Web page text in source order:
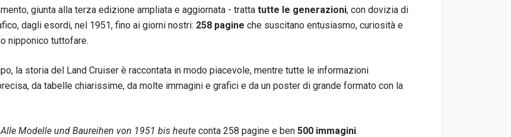
giunta alla terza edizione ampliata e aggiornata - tratta tutte le generazioni, con dovizia di
dagli esordi, nel 1951, fino ai giorni nostri: 258 pagine che suscitano entusiasmo, curiosità e
nipponico tuttofare.
la storia del Land Cruiser è raccontata in modo piacevole, mentre tutte le informazioni
da tabelle chiarissime, da molte immagini e grafici e da un poster di grande formato con la
Modelle und Baureihen von 1951 bis heute conta 258 pagine e ben 500 immagini.